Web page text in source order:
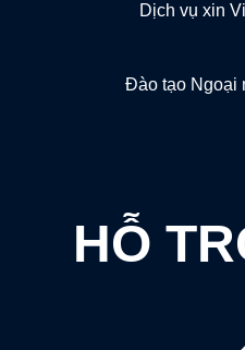
Dịch vụ xin
Đào tạo Ngoại
HỖ